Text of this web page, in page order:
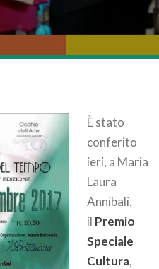
È stato
conferito
ieri, a Maria
Laura
Annibali,
il Premio
Speciale
Cultura,